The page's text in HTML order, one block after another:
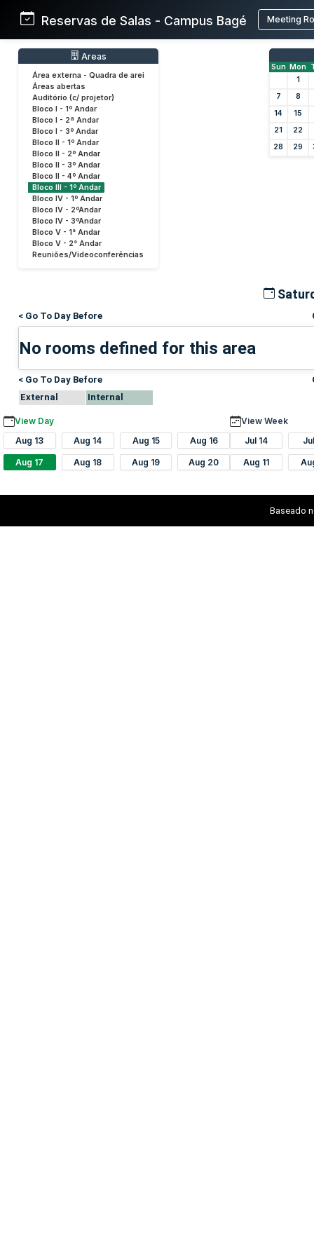
Reservas de Salas - Campus Bagé Meeting
Areas
Área externa - Quadra de arei
Áreas abertas
Auditório (c/ projetor)
Bloco I - 1º Andar
Bloco I - 2ª Andar
Bloco I - 3º Andar
Bloco II - 1º Andar
Bloco II - 2º Andar
Bloco II - 3º Andar
Bloco II - 4º Andar
Bloco III - 1º Andar
Bloco IV - 1º Andar
Bloco IV - 2ºAndar
Bloco IV - 3ºAndar
Bloco V - 1° Andar
Bloco V - 2° Andar
Reuniões/Videoconferências
Sun Mon
1
7
8
14
15
21
22
28
29
< Go To Day Before
No rooms defined for this area
< Go To Day Before
External
Internal
View Day
Aug 13
Aug 14 Aug 15 Aug 16
Aug 17 Aug 18 Aug 19 Aug 20
View Week
Jul 14
Aug 11
Baseado